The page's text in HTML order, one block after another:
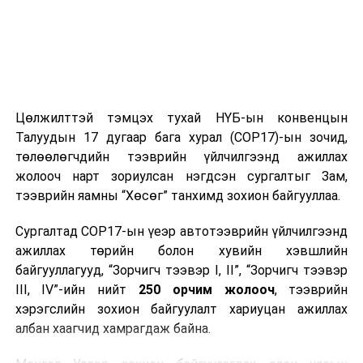
ТӨХК-тай байгуулсан гэрээнд бүртгэлтэй утсаар
холбогдож ААН, үйлдвэр, компаниудад мэдээлэх
болно.
Засварын ажлыг тухайн тоноглолыг хүчдэлээс бүрэн
үзэж хэрэглээгээ түр зохицуулан, хүлээцтэй
хандахыг хэрэглэгч Та бүхнээс хүсье.
Цахим үйлчилгээ:http://my.tog.mn
Мэдээлэл, лавлагаа авах утас:70047004
Цөлжилттэй тэмцэх тухай НҮБ-ын конвенцын
Талуудын 17 дугаар бага хурал (COP17)-ын зочид,
төлөөлөгчдийн тээврийн үйлчилгээнд ажиллах
жолооч нарт зориулсан нэгдсэн сургалтыг Зам,
тээврийн яамны “Хөсөг” танхимд зохион байгууллаа.
Сургалтад COP17-ын үеэр автотээврийн үйлчилгээнд
ажиллах төрийн болон хувийн хэвшлийн
байгууллагууд, “Зорчигч тээвэр I, II”, “Зорчигч тээвэр
III, IV”-ийн нийт 250 орчим жолооч, тээврийн
хэрэгслийн зохион байгуулалт хариуцан ажиллах
албан хаагчид хамрагдаж байна.